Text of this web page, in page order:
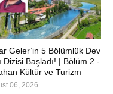
Geler’in 5 Bölümlük Dev
Dizisi Başladı! | Bölüm 2 -
Kültür ve Turizm
06, 2026